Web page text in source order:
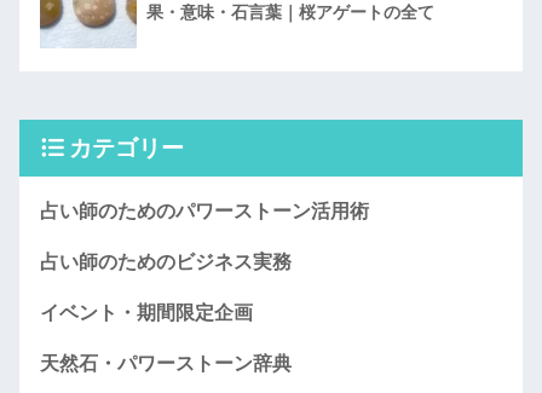
果・意味・石言葉｜桜アゲートの全て
カテゴリー
占い師のためのパワーストーン活用術
占い師のためのビジネス実務
イベント・期間限定企画
天然石・パワーストーン辞典